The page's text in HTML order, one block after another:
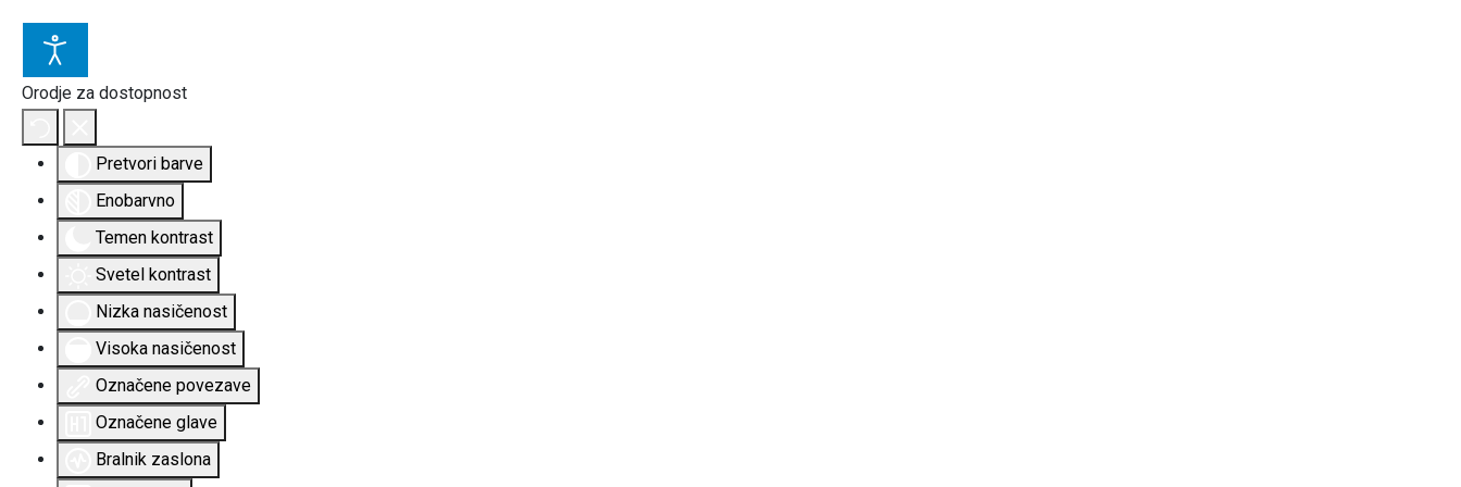
Orodje za dostopnost
Pretvori barve
Enobarvno
Temen kontrast
Svetel kontrast
Nizka nasičenost
Visoka nasičenost
Označene povezave
Označene glave
Bralnik zaslona